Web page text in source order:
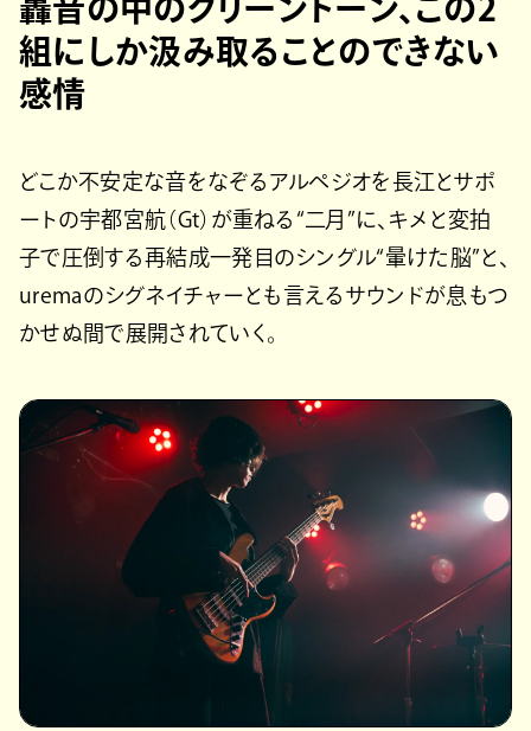
轟音の中のクリーントーン、この2
組にしか汲み取ることのできない
感情
どこか不安定な音をなぞるアルペジオを長江とサポ
ートの宇都宮航（Gt）が重ねる“二月”に、キメと変拍
子で圧倒する再結成一発目のシングル“暈けた脳”と、
uremaのシグネイチャーとも言えるサウンドが息もつ
かせぬ間で展開されていく。